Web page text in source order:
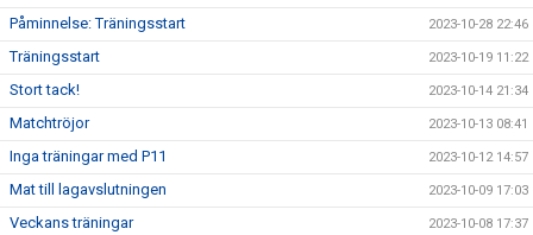
Påminnelse: Träningsstart 2023-10-28 22:46
Träningsstart 2023-10-19 11:22
Stort tack! 2023-10-14 21:34
Matchtröjor 2023-10-13 08:41
Inga träningar med P11 2023-10-12 14:57
Mat till lagavslutningen 2023-10-09 17:03
Veckans träningar 2023-10-08 17:37